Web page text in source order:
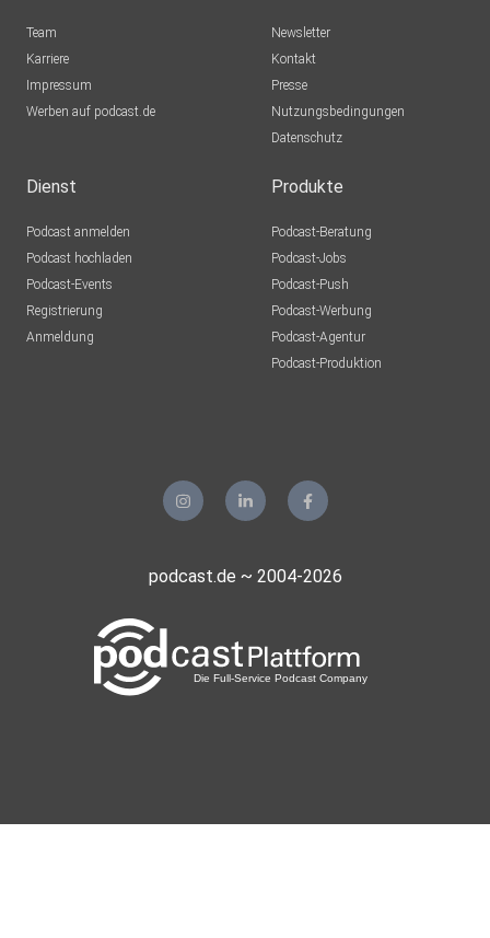
Team
Karriere
Impressum
Werben auf podcast.de
Newsletter
Kontakt
Presse
Nutzungsbedingungen
Datenschutz
Dienst
Podcast anmelden
Podcast hochladen
Podcast-Events
Registrierung
Anmeldung
Produkte
Podcast-Beratung
Podcast-Jobs
Podcast-Push
Podcast-Werbung
Podcast-Agentur
Podcast-Produktion
podcast.de ~ 2004-2026